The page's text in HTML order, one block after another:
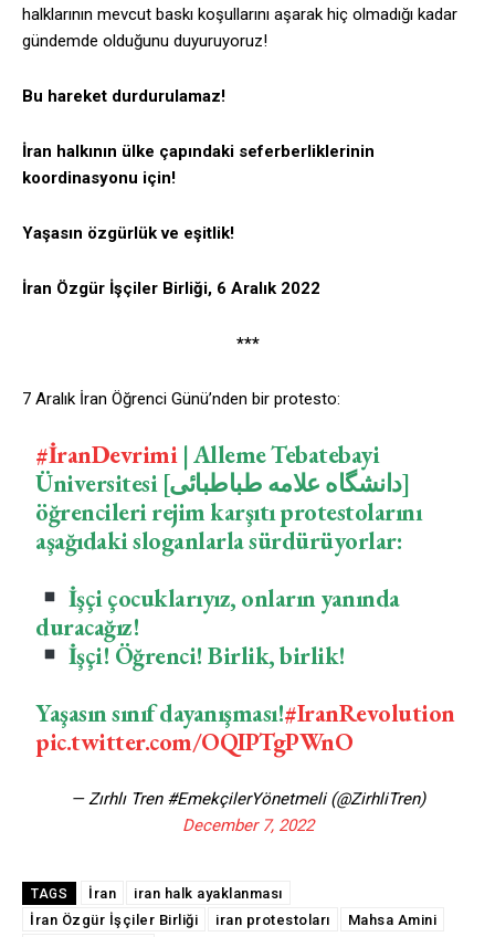
halklarının mevcut baskı koşullarını aşarak hiç olmadığı kadar
gündemde olduğunu duyuruyoruz!
Bu hareket durdurulamaz!
İran halkının ülke çapındaki seferberliklerinin
koordinasyonu için!
Yaşasın özgürlük ve eşitlik!
İran Özgür İşçiler Birliği, 6 Aralık 2022
***
7 Aralık İran Öğrenci Günü’nden bir protesto:
#İranDevrimi| Alleme Tebatebayi
Üniversitesi [دانشگاه علامه طباطبائی]
öğrencileri rejim karşıtı protestolarını
aşağıdaki sloganlarla sürdürüyorlar:
İşçi çocuklarıyız, onların yanında
duracağız!
İşçi! Öğrenci! Birlik, birlik!
Yaşasın sınıf dayanışması!#IranRevolution
pic.twitter.com/OQIPTgPWnO
— Zırhlı Tren #EmekçilerYönetmeli (@ZirhliTren)
December 7, 2022
TAGS İran
iran halk ayaklanması
İran Özgür İşçiler Birliği
iran protestoları
Mahsa Amini